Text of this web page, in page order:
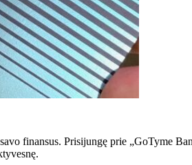
finansus. Prisijungę prie „GoTyme